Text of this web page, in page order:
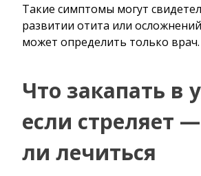
Такие симптомы могут
развитии отита или
может определить только врач.
Что закапать в
если стреляет
ли лечиться